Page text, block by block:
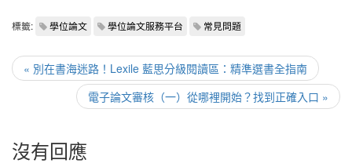
標籤: 學位論文 學位論文服務平台 常見問題
« 別在書海迷路！Lexile 藍思分級閱讀區：精準選書全指南
電子論文審核（一）從哪裡開始？找到正確入口 »
沒有回應